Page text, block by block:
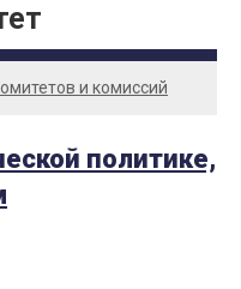
и комиссий
политике,